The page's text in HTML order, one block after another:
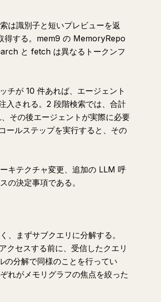
は識別子と短いプレビューを返
得する。mem9 の MemoryRepo
と fetch は異なるトークンフ
チが 10 件あれば、エージェント
入される。2 段階検索では、合計
その後エージェントが実際に必要
ールステップを実行すると、その
キテクチャ変更、追加の LLM 呼
の決定事項である。
、まずサブクエリに分解する。
クセスする前に、受信したクエリ
の分解で同様のことを行ってい
れがメモリグラフの焦点を絞った